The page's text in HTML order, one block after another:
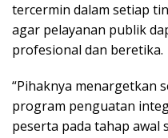
tercermin dalam setiap
agar pelayanan publik
profesional dan beretika.
“Pihaknya menargetkan
program penguatan
peserta pada tahap awal